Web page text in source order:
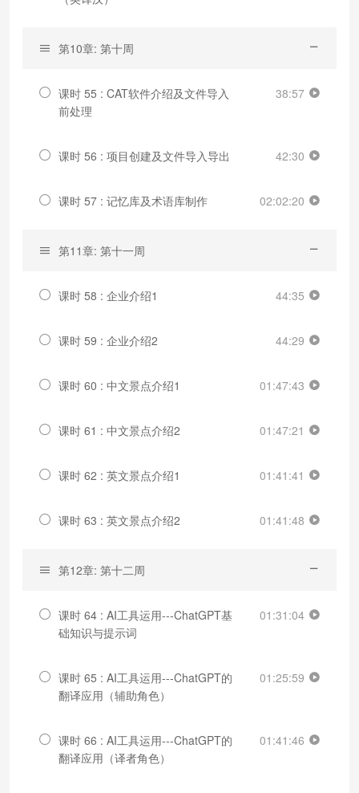
第10章: 第十周
课时 55 : CAT软件介绍及文件导入
前处理
38:57
课时 56 : 项目创建及文件导入导出 42:30
课时 57 : 记忆库及术语库制作 02:02:20
第11章: 第十一周
课时 58 : 企业介绍1 44:35
课时 59 : 企业介绍2 44:29
课时 60 : 中文景点介绍1 01:47:43
课时 61 : 中文景点介绍2 01:47:21
课时 62 : 英文景点介绍1 01:41:41
课时 63 : 英文景点介绍2 01:41:48
第12章: 第十二周
课时 64 : AI工具运用---ChatGPT基
础知识与提示词
01:31:04
课时 65 : AI工具运用---ChatGPT的
翻译应用（辅助角色）
01:25:59
课时 66 : AI工具运用---ChatGPT的
翻译应用（译者角色）
01:41:46